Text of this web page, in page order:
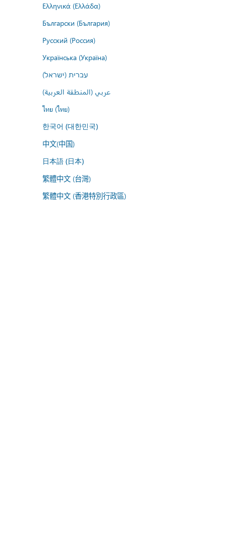
Ελληνικά (Ελλάδα)
Български (България)
Русский (Россия)
Українська (Україна)
עברית (ישראל)
عربي (المنطقة العربية)
ไทย (ไทย)
한국어 (대한민국)
中文(中国)
日本語 (日本)
繁體中文 (台灣)
繁體中文 (香港特別行政區)